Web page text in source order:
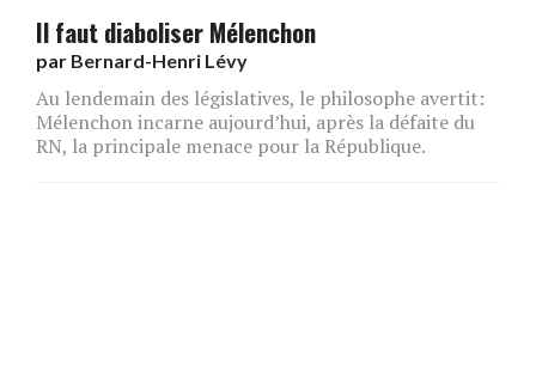
Il faut diaboliser Mélenchon
par Bernard-Henri Lévy
Au lendemain des législatives, le philosophe avertit:
Mélenchon incarne aujourd’hui, après la défaite du
RN, la principale menace pour la République.